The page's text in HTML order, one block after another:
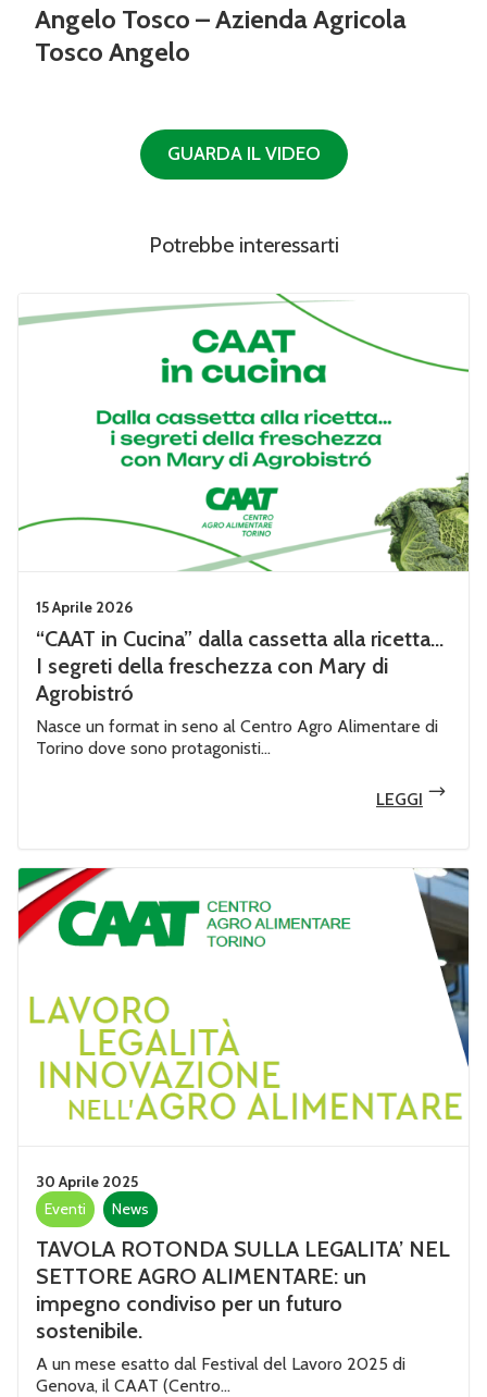
Angelo Tosco – Azienda Agricola
Tosco Angelo
GUARDA IL VIDEO
Potrebbe interessarti
15 Aprile 2026
“CAAT in Cucina” dalla cassetta alla ricetta…
I segreti della freschezza con Mary di
Agrobistró
Nasce un format in seno al Centro Agro Alimentare di
Torino dove sono protagonisti...
LEGGI
30 Aprile 2025
Eventi
News
TAVOLA ROTONDA SULLA LEGALITA’ NEL
SETTORE AGRO ALIMENTARE: un
impegno condiviso per un futuro
sostenibile.
A un mese esatto dal Festival del Lavoro 2025 di
Genova, il CAAT (Centro...